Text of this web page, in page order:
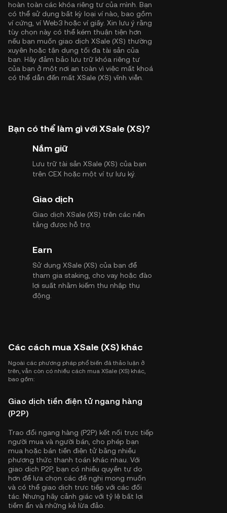
hoàn toàn các khóa riêng tư của mình. Bạn
có thể sử dụng bất kỳ loại ví nào, bao gồm
ví cứng, ví Web3 hoặc ví giấy. Xin lưu ý rằng
tùy chọn này có thể kém thuận tiện hơn
nếu bạn muốn giao dịch XSale (XS) thường
xuyên hoặc tận dụng tối đa tài sản của
bạn. Hãy đảm bảo lưu trữ khóa riêng tư
của bạn ở một nơi an toàn vì việc mất khoá
có thể dẫn đến mất XSale (XS) vĩnh viễn.
Bạn có thể làm gì với XSale (XS)?
Nắm giữ
Lưu trữ tài sản XSale (XS) của bạn
trên CEX hoặc một ví tự lưu ký.
Giao dịch
Giao dịch XSale (XS) trên các nền
tảng được hỗ trợ.
Earn
Sử dụng XSale (XS) của bạn để
tham gia staking, cho vay hoặc đào
lợi suất nhằm kiếm thu nhập thụ
động.
Các cách mua XSale (XS) khác
Ngoài các phương pháp phổ biến đã thảo luận ở
trên, vẫn còn có nhiều cách mua XSale (XS) khác,
bao gồm:
Giao dịch tiền điện tử ngang hàng
(P2P)
Trao đổi ngang hàng (P2P) kết nối trực tiếp
người mua và người bán, cho phép bạn
mua hoặc bán tiền điện tử bằng nhiều
phương thức thanh toán khác nhau. Với
giao dịch P2P, bạn có nhiều quyền tự do
hơn để lựa chọn các đề nghị mong muốn
và có thể giao dịch trực tiếp với các đối
tác. Nhưng hãy cảnh giác với tỷ lệ bất lợi
tiềm ẩn và những kẻ lừa đảo.